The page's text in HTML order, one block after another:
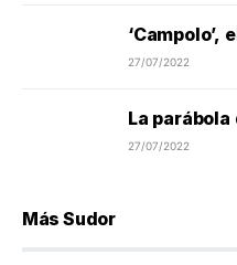
‘Campolo’,
27/07/2022
La
27/07/2022
Más Sudor